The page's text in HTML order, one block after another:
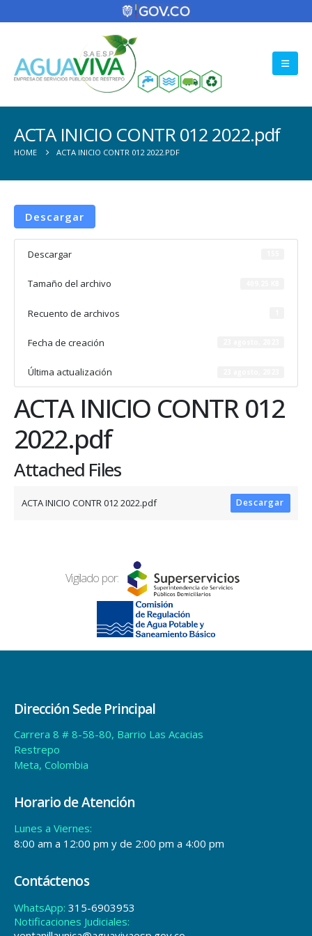
ACTA INICIO CONTR 012 2022.pdf
HOME ACTA INICIO CONTR 012 2022.PDF
Descargar
Descargar
Tamaño del archivo
Recuento de archivos
Fecha de creación
Última actualización
ACTA INICIO CONTR 012
2022.pdf
Attached Files
ACTA INICIO CONTR 012 2022.pdf Descargar
Vigilado por:
Dirección Sede Principal
Carrera 8 # 8-58-80, Barrio Las Acacias
Restrepo
Meta, Colombia
Horario de Atención
Lunes a Viernes:
8:00 am a 12:00 pm y de 2:00 pm a 4:00 pm
Contáctenos
WhatsApp: 315-6903953
Notificaciones Judiciales: